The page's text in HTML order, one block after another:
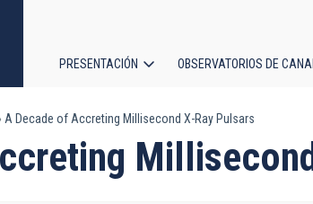
principal
PRESENTACIÓN OBSERVATORIOS DE
A Decade of Accreting Millisecond X-Ray Pulsars